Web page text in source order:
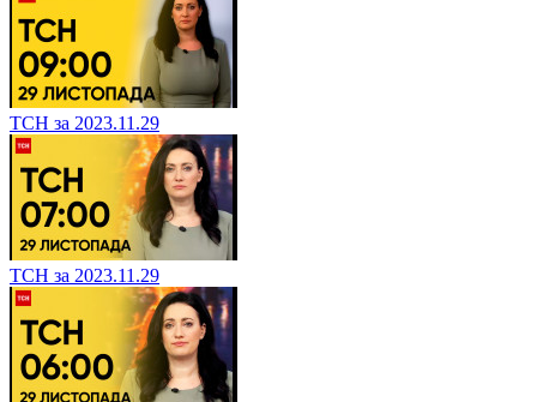
ТСН за 2023.11.29
ТСН за 2023.11.29